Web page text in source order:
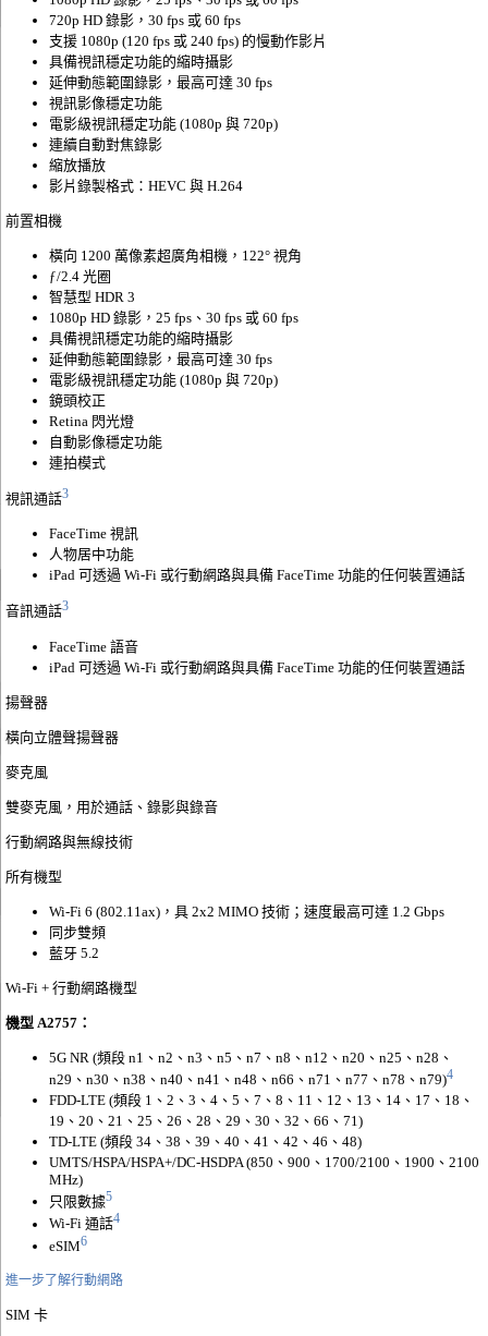
720p HD 錄影，30 fps 或 60 fps
支援 1080p (120 fps 或 240 fps) 的慢動作影片
具備視訊穩定功能的縮時攝影
延伸動態範圍錄影，最高可達 30 fps
視訊影像穩定功能
電影級視訊穩定功能 (1080p 與 720p)
連續自動對焦錄影
縮放播放
影片錄製格式：HEVC 與 H.264
前置相機
橫向 1200 萬像素超廣角相機，122° 視角
ƒ/2.4 光圈
智慧型 HDR 3
1080p HD 錄影，25 fps、30 fps 或 60 fps
具備視訊穩定功能的縮時攝影
延伸動態範圍錄影，最高可達 30 fps
電影級視訊穩定功能 (1080p 與 720p)
鏡頭校正
Retina 閃光燈
自動影像穩定功能
連拍模式
視訊通話3
FaceTime 視訊
人物居中功能
iPad 可透過 Wi-Fi 或行動網路與具備 FaceTime 功能的任何裝置通話
音訊通話3
FaceTime 語音
iPad 可透過 Wi-Fi 或行動網路與具備 FaceTime 功能的任何裝置通話
揚聲器
橫向立體聲揚聲器
麥克風
雙麥克風，用於通話、錄影與錄音
行動網路與無線技術
所有機型
Wi‑Fi 6 (802.11ax)，具 2x2 MIMO 技術；速度最高可達 1.2 Gbps
同步雙頻
藍牙 5.2
Wi-Fi + 行動網路機型
機型 A2757：
5G NR (頻段 n1、n2、n3、n5、n7、n8、n12、n20、n25、n28、
n29、n30、n38、n40、n41、n48、n66、n71、n77、n78、n79)4
FDD-LTE (頻段 1、2、3、4、5、7、8、11、12、13、14、17、18、
19、20、21、25、26、28、29、30、32、66、71)
TD-LTE (頻段 34、38、39、40、41、42、46、48)
UMTS/HSPA/HSPA+/DC‑HSDPA (850、900、1700/2100、1900、2100
MHz)
只限數據5
Wi-Fi 通話4
eSIM6
進一步了解行動網路
SIM 卡